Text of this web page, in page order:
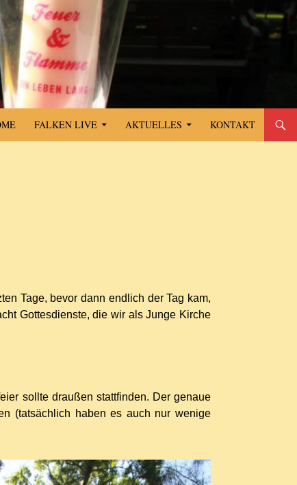
FALKEN LIVE AKTUELLES KONTAKT
Tage, bevor dann endlich der Tag kam,
Gottesdienste, die wir als Junge Kirche
sollte draußen stattfinden. Der genaue
(tatsächlich haben es auch nur wenige